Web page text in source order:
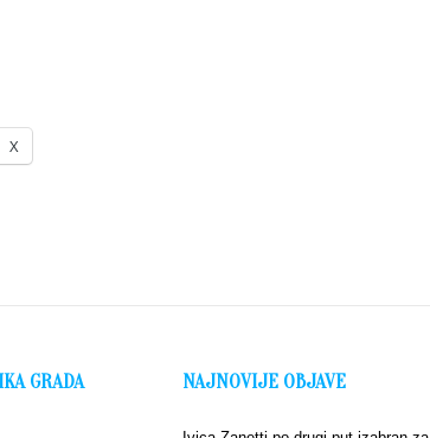
X
GRADA
NAJNOVIJE OBJAVE